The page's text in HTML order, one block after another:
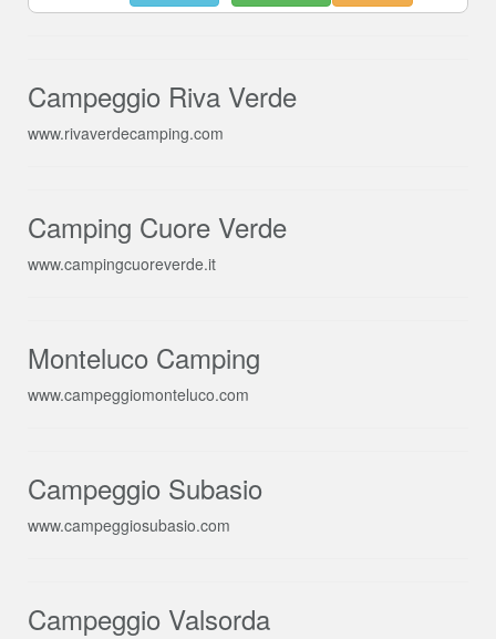
Campeggio Riva Verde
www.rivaverdecamping.com
Camping Cuore Verde
www.campingcuoreverde.it
Monteluco Camping
www.campeggiomonteluco.com
Campeggio Subasio
www.campeggiosubasio.com
Campeggio Valsorda